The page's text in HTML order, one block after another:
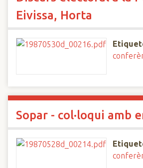
Eivissa, Horta
Sopar - col·loqui amb